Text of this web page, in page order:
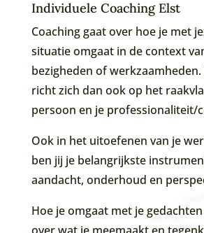
Individuele Coaching Elst
Coaching gaat over hoe je met
situatie omgaat in de context
bezigheden of
richt zich dan ook op het
persoon en je professionaliteit/
Ook in het uitoefenen van je
ben jij je belangrijkste
aandacht, onderhoud en
Hoe je omgaat met je